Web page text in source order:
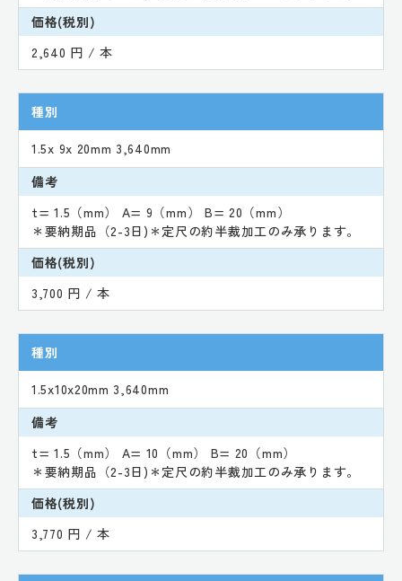
価格(税別)
2,640 円 / 本
種別
1.5x 9x 20mm 3,640mm
備考
t= 1.5（mm） A= 9（mm） B= 20（mm）
＊要納期品（2-3日)＊定尺の約半裁加工のみ承ります。
価格(税別)
3,700 円 / 本
種別
1.5x10x20mm 3,640mm
備考
t= 1.5（mm） A= 10（mm） B= 20（mm）
＊要納期品（2-3日)＊定尺の約半裁加工のみ承ります。
価格(税別)
3,770 円 / 本